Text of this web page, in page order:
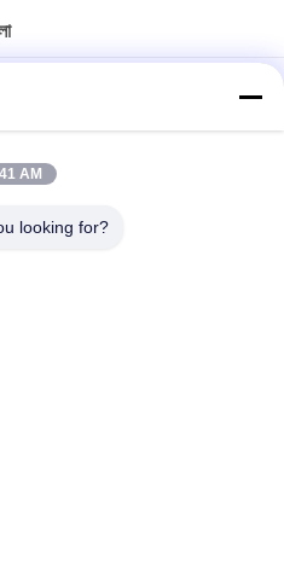
টেপের জন্য গরম দ্রবীভূত পিএসএ আঠালো
শিল্প টেপ অ্যাপ্লিকেশনের জন্য
কঠিন গরম দ্রবীভূত আঠালো আঠালো ডবল
AM
looking for?